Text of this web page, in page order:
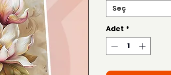
Seç
Adet *